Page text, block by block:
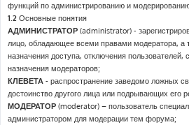
функций по администрированию и
1.2 Основные понятия
АДМИНИСТРАТОР (administrator) -
лицо, обладающее всеми правами модератора, а
назначения доступа, отключения пользователей,
назначения модераторов;
КЛЕВЕТА - распространение заведомо ложных
достоинство другого лица или подрывающих его
МОДЕРАТОР (moderator) – пользователь
администратором для модерации тем форума;